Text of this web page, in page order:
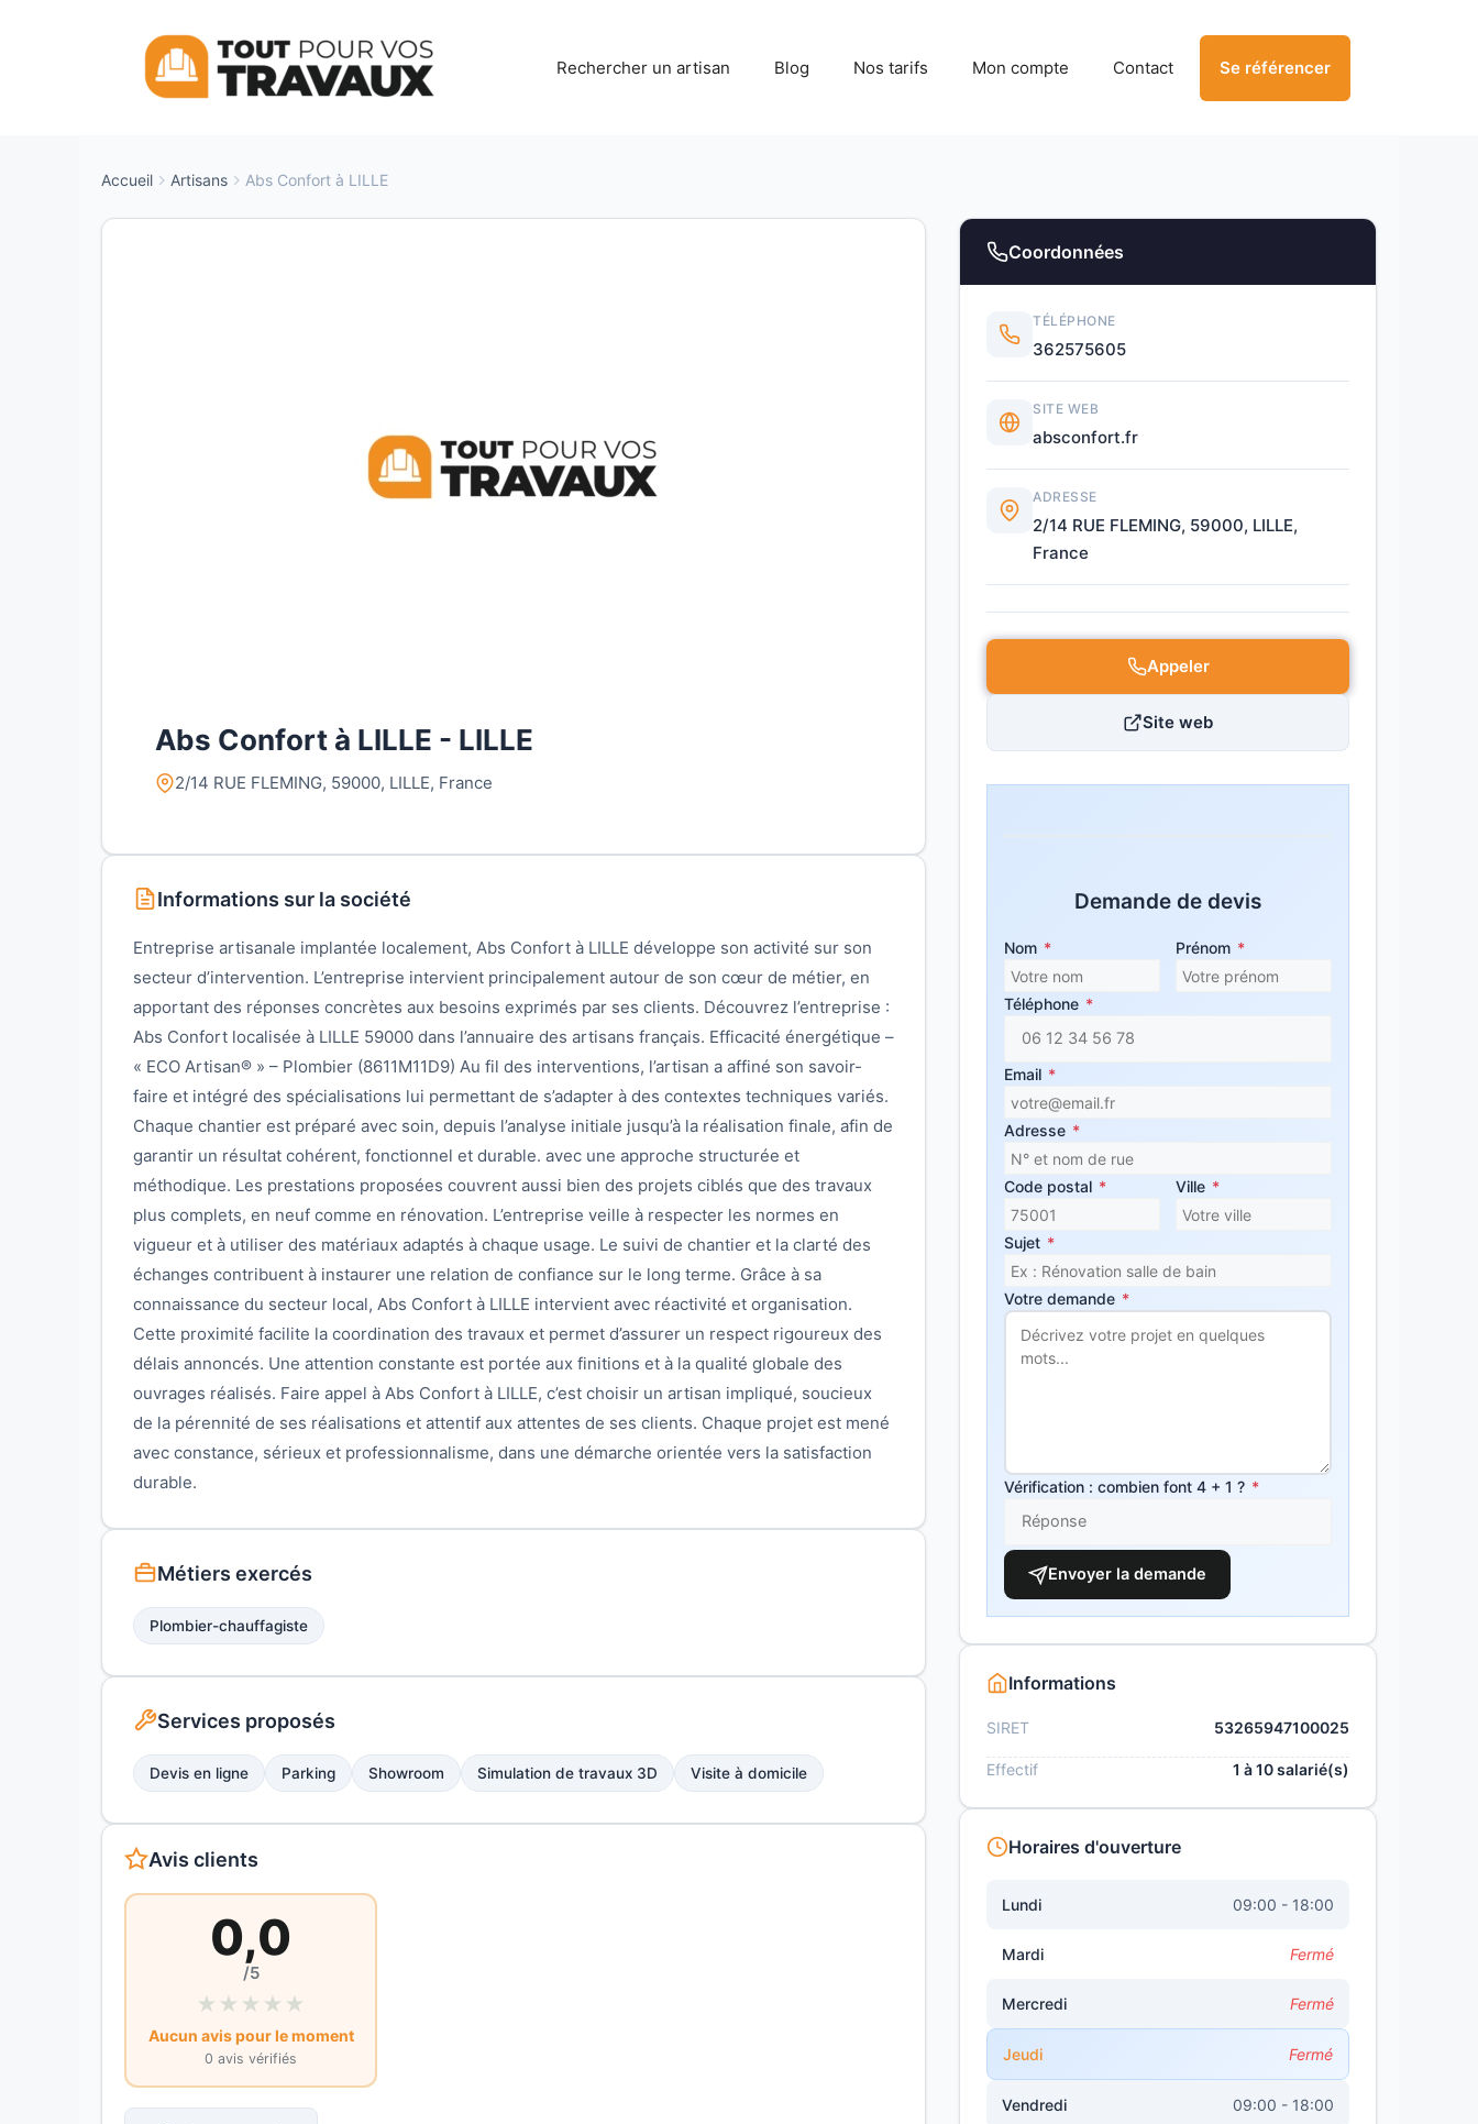
Rechercher un artisan Blog Nos tarifs Mon compte Contact Se référencer
Accueil Artisans Abs Confort à LILLE
Abs Confort à LILLE - LILLE
2/14 RUE FLEMING, 59000, LILLE, France
Informations sur la société
Entreprise artisanale implantée localement, Abs Confort à LILLE développe son activité sur son
secteur d’intervention. L’entreprise intervient principalement autour de son cœur de métier, en
apportant des réponses concrètes aux besoins exprimés par ses clients. Découvrez l’entreprise :
Abs Confort localisée à LILLE 59000 dans l’annuaire des artisans français. Efficacité énergétique –
« ECO Artisan® » – Plombier (8611M11D9) Au fil des interventions, l’artisan a affiné son savoir-
faire et intégré des spécialisations lui permettant de s’adapter à des contextes techniques variés.
Chaque chantier est préparé avec soin, depuis l’analyse initiale jusqu’à la réalisation finale, afin de
garantir un résultat cohérent, fonctionnel et durable. avec une approche structurée et
méthodique. Les prestations proposées couvrent aussi bien des projets ciblés que des travaux
plus complets, en neuf comme en rénovation. L’entreprise veille à respecter les normes en
vigueur et à utiliser des matériaux adaptés à chaque usage. Le suivi de chantier et la clarté des
échanges contribuent à instaurer une relation de confiance sur le long terme. Grâce à sa
connaissance du secteur local, Abs Confort à LILLE intervient avec réactivité et organisation.
Cette proximité facilite la coordination des travaux et permet d’assurer un respect rigoureux des
délais annoncés. Une attention constante est portée aux finitions et à la qualité globale des
ouvrages réalisés. Faire appel à Abs Confort à LILLE, c’est choisir un artisan impliqué, soucieux
de la pérennité de ses réalisations et attentif aux attentes de ses clients. Chaque projet est mené
avec constance, sérieux et professionnalisme, dans une démarche orientée vers la satisfaction
durable.
Métiers exercés
Plombier-chauffagiste
Services proposés
Devis en ligne Parking Showroom Simulation de travaux 3D Visite à domicile
Avis clients
0,0
/5
★ ★ ★ ★ ★
Aucun avis pour le moment
0 avis vérifiés
Coordonnées
TÉLÉPHONE
362575605
SITE WEB
absconfort.fr
ADRESSE
2/14 RUE FLEMING, 59000, LILLE,
France
Appeler
Site web
Demande de devis
Nom * Prénom *
Téléphone *
Email *
Adresse *
Code postal * Ville *
Sujet *
Votre demande *
Vérification : combien font 4 + 1 ? *
Envoyer la demande
Informations
SIRET 53265947100025
Effectif 1 à 10 salarié(s)
Horaires d'ouverture
Lundi 09:00 - 18:00
Mardi Fermé
Mercredi Fermé
Jeudi Fermé
Vendredi 09:00 - 18:00